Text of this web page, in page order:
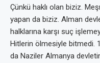
Çünkü haklı olan biziz.
yapan da biziz. Alman
halklarına karşı suç
Hitlerin ölmesiyle bitmedi.
da Naziler Almanya